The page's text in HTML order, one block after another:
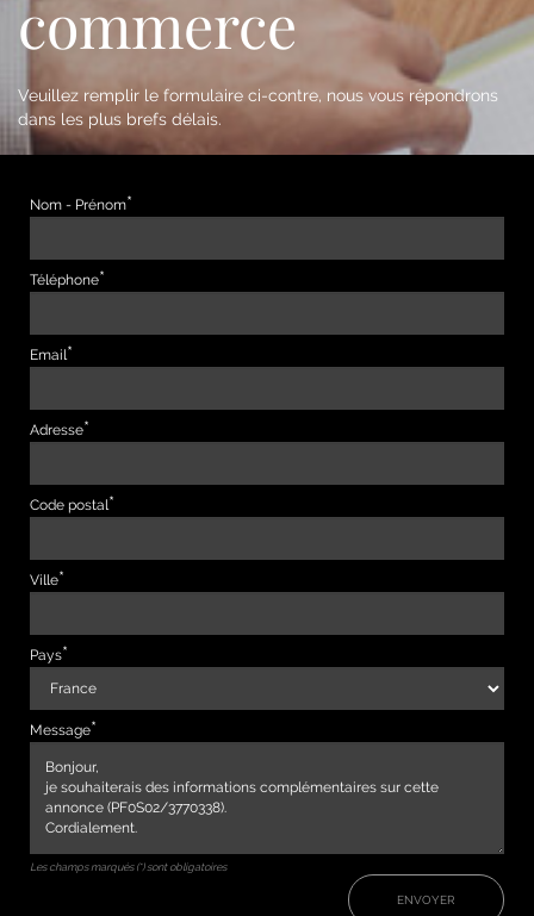
commerce
Veuillez remplir le formulaire ci-contre, nous vous répondrons
dans les plus brefs délais.
Nom - Prénom
Téléphone
Email
Adresse
Code postal
Ville
Pays
Message
Les champs marqués (*) sont obligatoires
ENVOYER